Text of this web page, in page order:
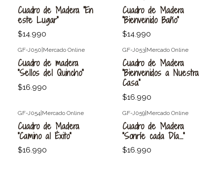
Cuadro de Madera "En
este Lugar"
$14.990
Cuadro de Madera
"Bienvenido Baño"
$14.990
GF-J050 Mercado Online
Cuadro de madera
"Sellos del Quincho"
$16.990
GF-J053 Mercado Online
Cuadro de Madera
"Bienvenidos a Nuestra
Casa"
$16.990
GF-J054|Mercado Online
Cuadro de Madera
"Camino al Éxito"
$16.990
GF-J059|Mercado Online
Cuadro de Madera
"Sonríe cada Día...."
$16.990